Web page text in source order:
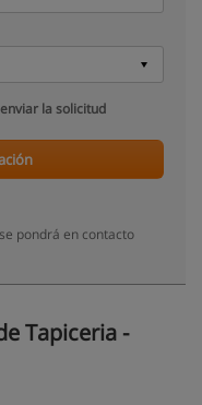
la solicitud
pondrá en contacto
Tapiceria -